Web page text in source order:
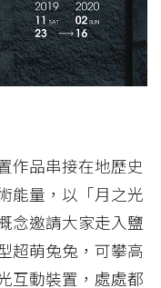
作品串接在地歷史
能量，以「月之光
念邀請大家走入鹽
超萌兔兔，可攀高
互動裝置，處處都